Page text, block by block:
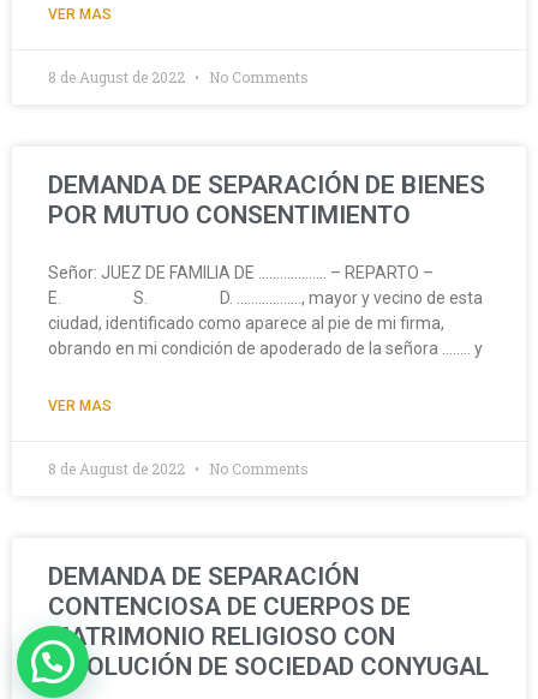
VER MAS
8 de August de 2022 No Comments
DEMANDA DE SEPARACIÓN DE BIENES
POR MUTUO CONSENTIMIENTO
Señor: JUEZ DE FAMILIA DE ………………. – REPARTO –
E. S. D. ………………, mayor y vecino de esta
ciudad, identificado como aparece al pie de mi firma,
obrando en mi condición de apoderado de la señora …….. y
VER MAS
8 de August de 2022 No Comments
DEMANDA DE SEPARACIÓN
CONTENCIOSA DE CUERPOS DE
MATRIMONIO RELIGIOSO CON
DISOLUCIÓN DE SOCIEDAD CONYUGAL